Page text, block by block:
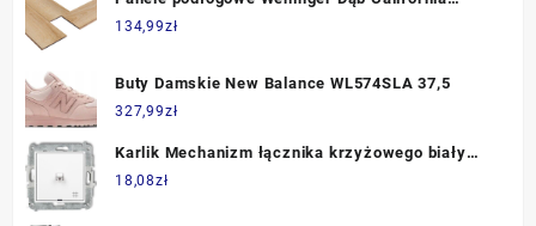
Jodełka Prawa De Lux 471Jp
134,99zł
Buty Damskie New Balance WL574SLA 37,5
327,99zł
Karlik Mechanizm łącznika krzyżowego biały
MWPUS-6
18,08zł